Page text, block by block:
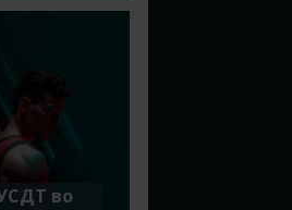
во